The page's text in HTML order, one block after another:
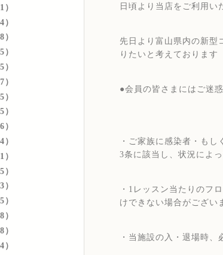
日頃より当店をご利用い
先日より富山県内の新型
りたいと考えております
●会員の皆さまにはご迷
・ご家族に感染者・も
3条に該当し、状況によ
・1レッスン当たりのフ
けできない場合がござい
・当施設の入・退場時、